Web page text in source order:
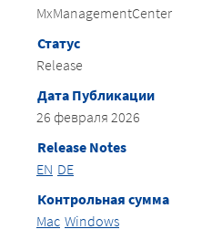
MxManagementCenter
Статус
Release
Дата Публикации
26 февраля 2026
Release Notes
EN DE
Контрольная сумма
Mac Windows